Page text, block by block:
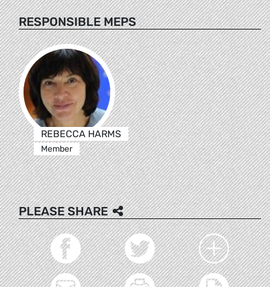
RESPONSIBLE MEPS
REBECCA HARMS
Member
PLEASE SHARE